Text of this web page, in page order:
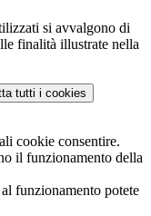
si avvalgono di
finalità illustrate nella
tutti i cookies
cookie consentire.
il funzionamento della
funzionamento potete